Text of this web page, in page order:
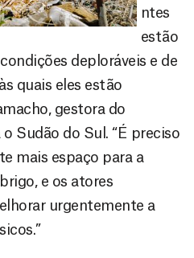
ntes
estão
deploráveis e de
quais eles estão
gestora do
Sudão do Sul. “É preciso
mais espaço para a
e os atores
urgentemente a